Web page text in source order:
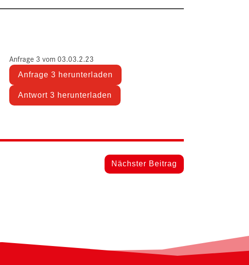
Anfrage 3 vom 03.03.2.23
Anfrage 3 herunterladen
Antwort 3 herunterladen
Nächster Beitrag